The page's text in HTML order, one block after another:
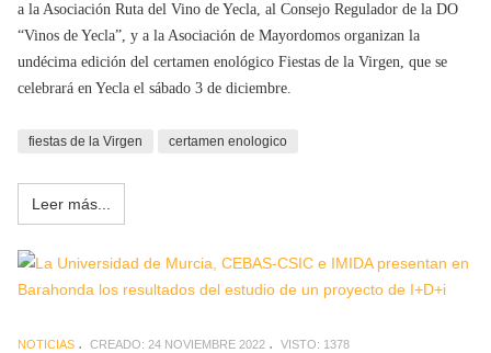
a la Asociación Ruta del Vino de Yecla, al Consejo Regulador de la DO
“Vinos de Yecla”, y a la Asociación de Mayordomos organizan la
undécima edición del certamen enológico Fiestas de la Virgen, que se
celebrará en Yecla el sábado 3 de diciembre.
fiestas de la Virgen certamen enologico
Leer más...
NOTICIAS CREADO: 24 NOVIEMBRE 2022 VISTO: 1378